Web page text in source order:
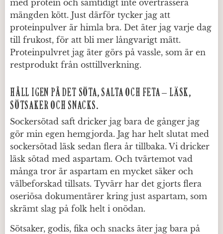
med protein och samtidigt inte övertrassera
mängden kött. Just därför tycker jag att
proteinpulver är himla bra. Det äter jag varje dag
till frukost, för att bli mer långvarigt mätt.
Proteinpulvret jag äter görs på vassle, som är en
restprodukt från osttillverkning.
HÅLL IGEN PÅ DET SÖTA, SALTA OCH FETA – LÄSK,
SÖTSAKER OCH SNACKS.
Sockersötad saft dricker jag bara de gånger jag
gör min egen hemgjorda. Jag har helt slutat med
sockersötad läsk sedan flera år tillbaka. Vi dricker
läsk sötad med aspartam. Och tvärtemot vad
många tror är aspartam en mycket säker och
välbeforskad tillsats. Tyvärr har det gjorts flera
oseriösa dokumentärer kring just aspartam, som
skrämt slag på folk helt i onödan.
Sötsaker, godis, fika och snacks äter jag bara på